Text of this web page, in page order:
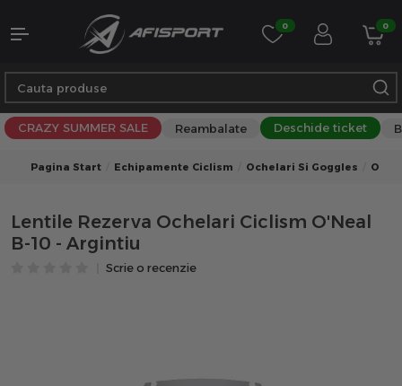
0 0
CRAZY SUMMER SALE Reambalate Deschide ticket
Pagina Start Echipamente Ciclism Ochelari Si Goggles
Lentile Rezerva Ochelari Ciclism O'Neal
B-10 - Argintiu
Scrie o recenzie